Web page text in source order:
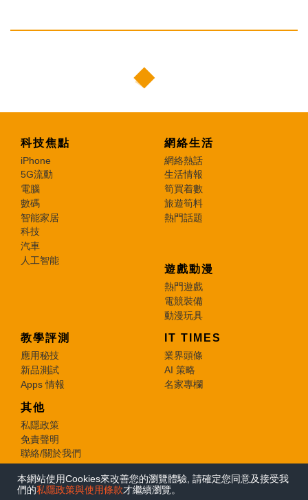
本網站使用Cookies來改善您的瀏覽體驗, 請確定您同意及接受我
們的私隱政策與使用條款才繼續瀏覽。
科技焦點
iPhone
5G流動
電腦
數碼
智能家居
科技
汽車
人工智能
網絡生活
網絡熱話
生活情報
筍買着數
旅遊筍料
熱門話題
遊戲動漫
熱門遊戲
電競裝備
動漫玩具
教學評測
應用秘技
新品測試
Apps 情報
IT TIMES
業界頭條
AI 策略
名家專欄
其他
私隱政策
免責聲明
聯絡/關於我們
© 2026 e-zone. All Rights Reserved.